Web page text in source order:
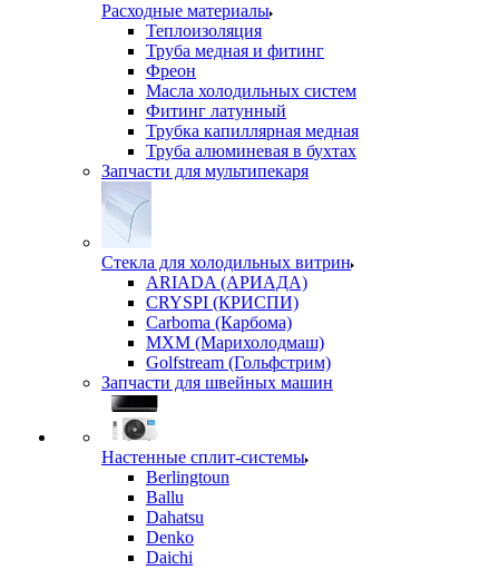
Расходные материалы
Теплоизоляция
Труба медная и фитинг
Фреон
Масла холодильных систем
Фитинг латунный
Трубка капиллярная медная
Труба алюминевая в бухтах
Запчасти для мультипекаря
Стекла для холодильных витрин
ARIADA (АРИАДА)
CRYSPI (КРИСПИ)
Carboma (Карбома)
MXM (Марихолодмаш)
Golfstream (Гольфстрим)
Запчасти для швейных машин
Настенные сплит-системы
Berlingtoun
Ballu
Dahatsu
Denko
Daichi